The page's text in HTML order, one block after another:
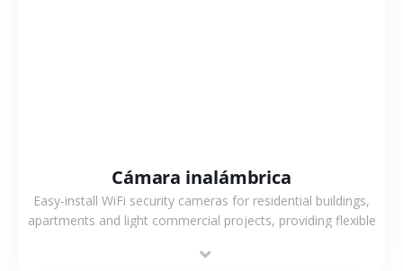
Cámara inalámbrica
Easy-install WiFi security cameras for residential buildings,
apartments and light commercial projects, providing flexible